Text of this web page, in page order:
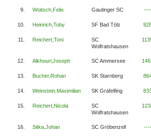
9. Woitsch,Felix Gautinger SC ----
10. Heinrich,Toby SF Bad Tölz
11. Reichert,Toni
SC
Wolfratshausen
12. Alkhouri,Joseph SC Ammersee
13. Bucher,Rohan SK Starnberg
14. Weinstein,Maximilian SK Gräfelfing
15. Reichert,Nicola
SC
Wolfratshausen
16. Sitka,Johan SC Gröbenzell ----